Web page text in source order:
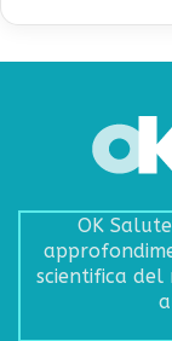
OK
scientifica del